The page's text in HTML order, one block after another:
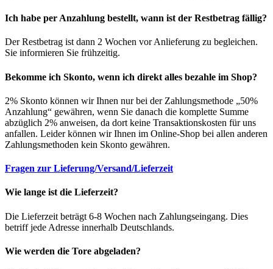
Ich habe per Anzahlung bestellt, wann ist der Restbetrag fällig?
Der Restbetrag ist dann 2 Wochen vor Anlieferung zu begleichen.
Sie informieren Sie frühzeitig.
Bekomme ich Skonto, wenn ich direkt alles bezahle im Shop?
2% Skonto können wir Ihnen nur bei der Zahlungsmethode „50%
Anzahlung“ gewähren, wenn Sie danach die komplette Summe
abzüglich 2% anweisen, da dort keine Transaktionskosten für uns
anfallen. Leider können wir Ihnen im Online-Shop bei allen anderen
Zahlungsmethoden kein Skonto gewähren.
Fragen zur Lieferung/Versand/Lieferzeit
Wie lange ist die Lieferzeit?
Die Lieferzeit beträgt 6-8 Wochen nach Zahlungseingang. Dies
betriff jede Adresse innerhalb Deutschlands.
Wie werden die Tore abgeladen?